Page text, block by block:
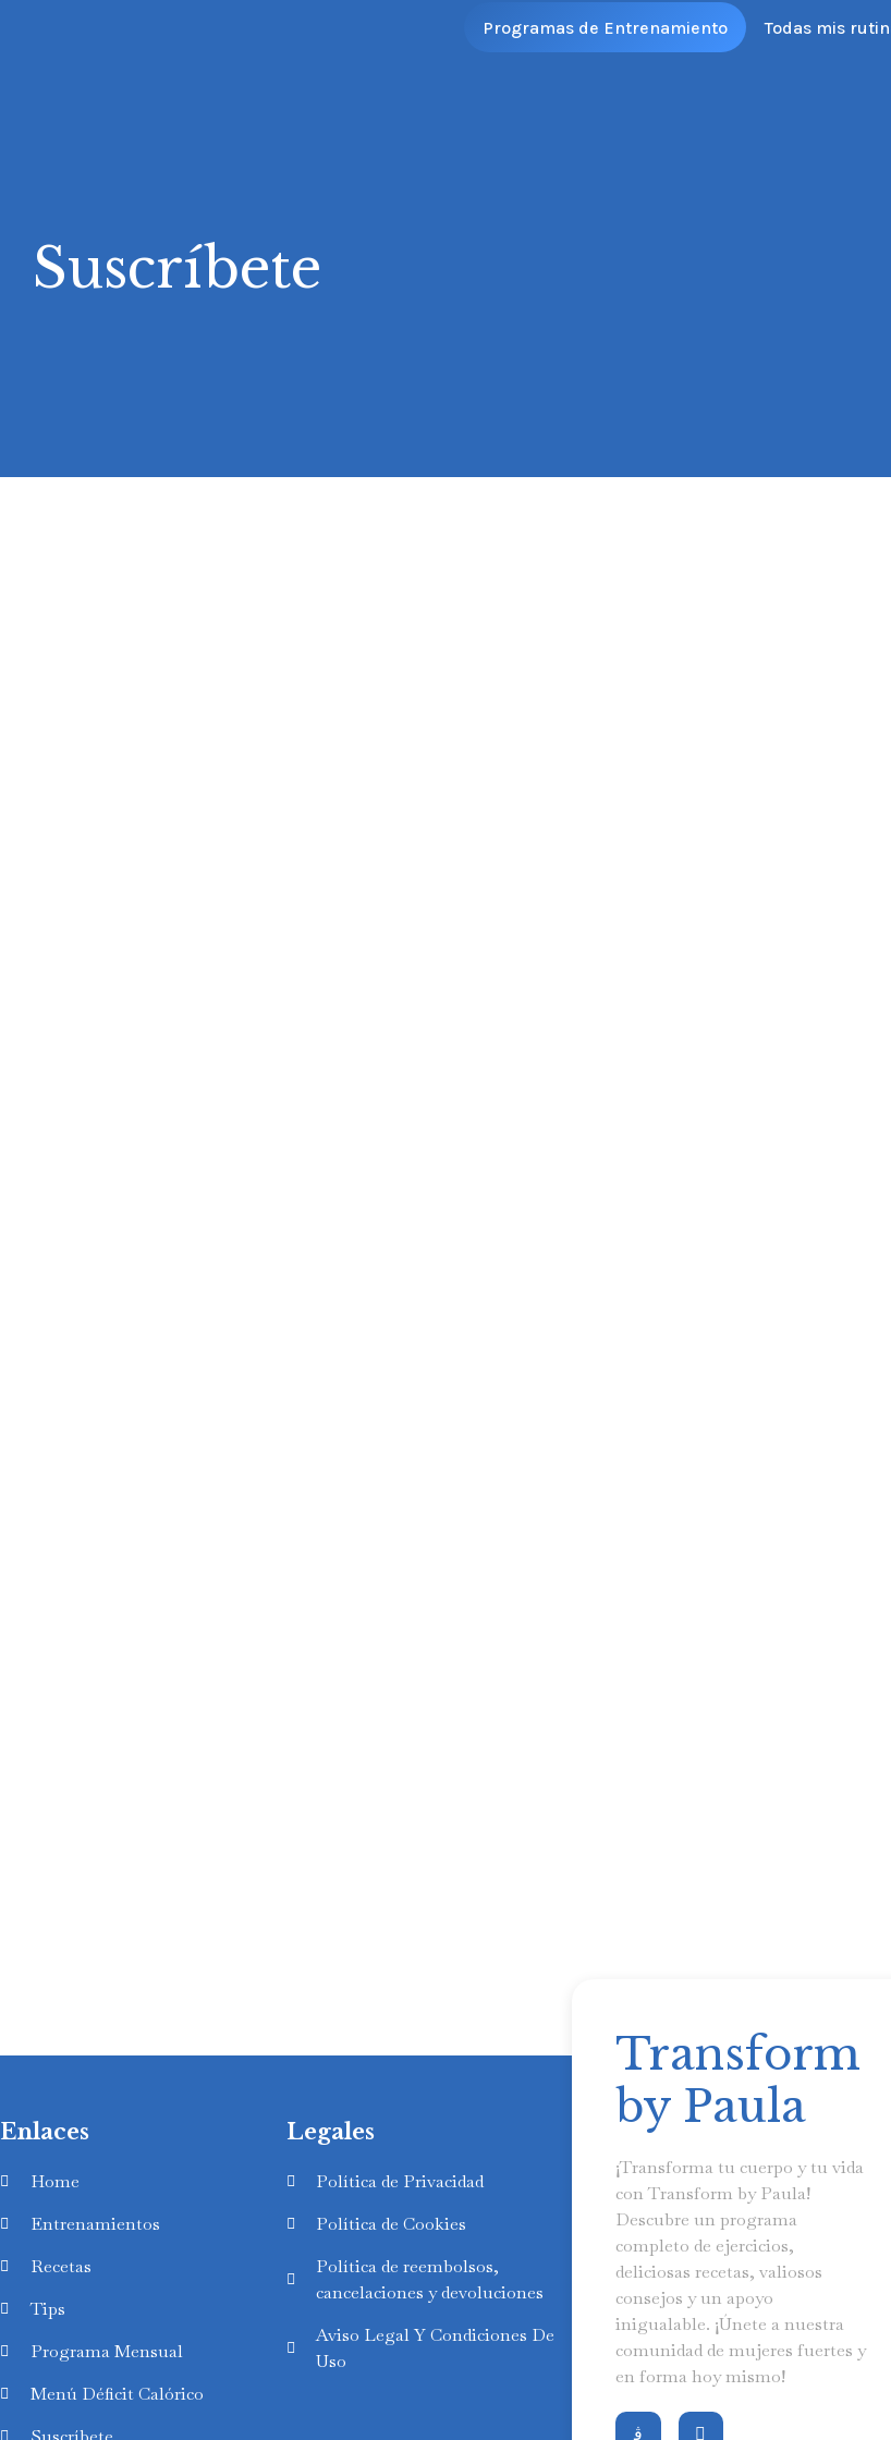
Programas de Entrenamiento Todas mis
Suscríbete
Enlaces
Home
Entrenamientos
Recetas
Tips
Programa Mensual
Menú Déficit Calórico
Legales
Política de Privacidad
Política de Cookies
Política de reembolsos,
cancelaciones y devoluciones
Aviso Legal Y Condiciones De
Uso
Transform
by Paula
¡Transforma tu cuerpo y tu vida
con Transform by Paula!
Descubre un programa
completo de ejercicios,
deliciosas recetas, valiosos
consejos y un apoyo
inigualable. ¡Únete a nuestra
comunidad de mujeres fuertes y
en forma hoy mismo!